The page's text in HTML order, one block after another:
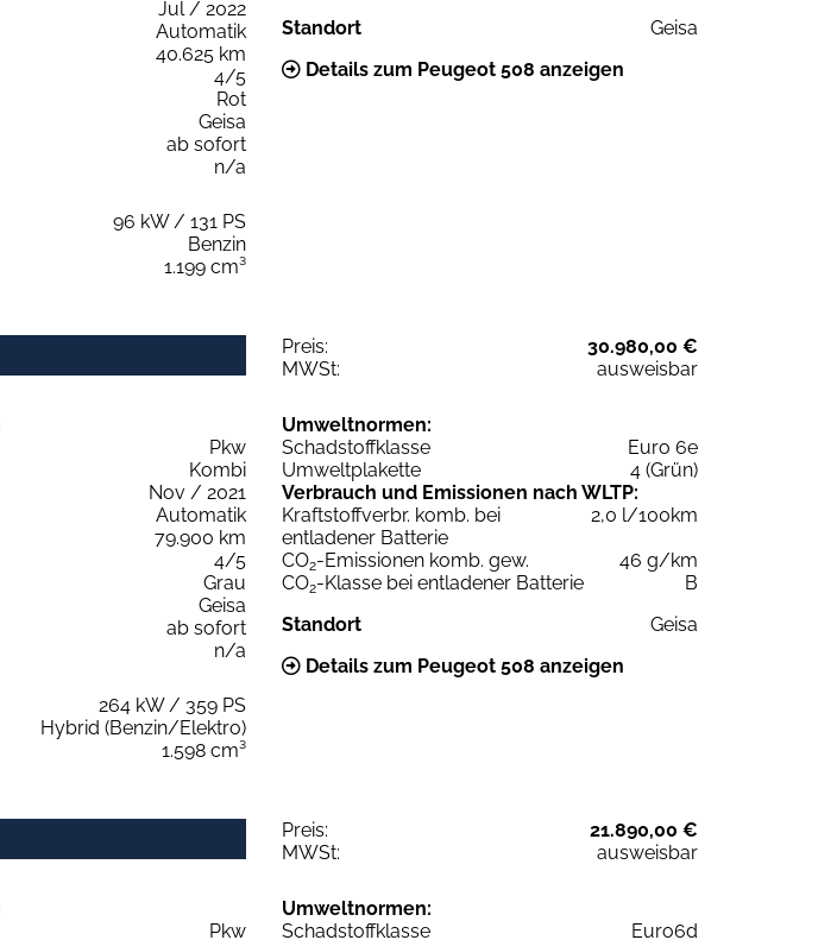
Jul / 2022
Automatik
40.625 km
4/5
Rot
Geisa
ab sofort
n/a
96 kW / 131 PS
Benzin
1.199 cm³
Standort
Geisa
Details zum Peugeot 508 anzeigen
Preis:
30.980,00 €
MWSt:
ausweisbar
Pkw
Kombi
Nov / 2021
Automatik
79.900 km
4/5
Grau
Geisa
ab sofort
n/a
264 kW / 359 PS
Hybrid (Benzin/Elektro)
1.598 cm³
Umweltnormen:
Schadstoffklasse
Euro 6e
Umweltplakette
4 (Grün)
Verbrauch und Emissionen nach WLTP:
Kraftstoffverbr. komb. bei
entladener Batterie
2,0 l/100km
CO2-Emissionen komb. gew.
46 g/km
CO2-Klasse bei entladener Batterie
B
Standort
Geisa
Details zum Peugeot 508 anzeigen
Preis:
21.890,00 €
MWSt:
ausweisbar
Pkw
Umweltnormen:
Schadstoffklasse
Euro6d